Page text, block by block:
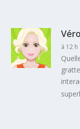
à 12 h